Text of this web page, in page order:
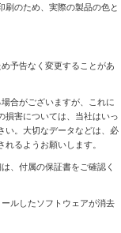
刷のため、実際の製品の色と
予告なく変更することがあ
合がございますが、これに
損害については、当社はいっ
い。大切なデータなどは、必
るようお願いします。
、付属の保証書をご確認く
ルしたソフトウェアが消去